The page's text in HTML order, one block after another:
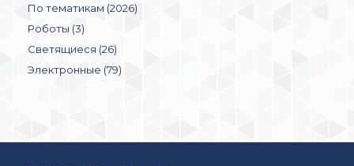
По тематикам (2026)
Роботы (3)
Светящиеся (26)
Электронные (79)